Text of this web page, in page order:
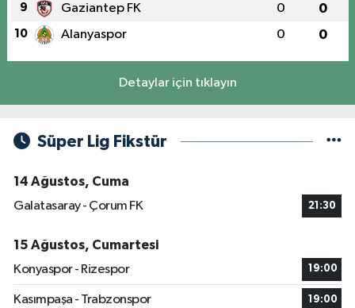
9 Gaziantep FK 0 0
10 Alanyaspor 0 0
Detaylar için tıklayın
Süper Lig Fikstür
14 Ağustos, Cuma
Galatasaray - Çorum FK
21:30
15 Ağustos, Cumartesi
Konyaspor - Rizespor
19:00
Kasımpaşa - Trabzonspor 19:00